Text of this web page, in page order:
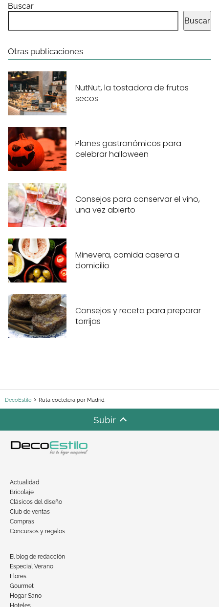
Buscar
Buscar
Otras publicaciones
NutNut, la tostadora de frutos
secos
Planes gastronómicos para
celebrar halloween
Consejos para conservar el vino,
una vez abierto
Minevera, comida casera a
domicilio
Consejos y receta para preparar
torrijas
DecoEstilo Ruta coctelera por Madrid
Subir
Actualidad
Bricolaje
Clásicos del diseño
Club de ventas
Compras
Concursos y regalos
El blog de redacción
Especial Verano
Flores
Gourmet
Hogar Sano
Hoteles